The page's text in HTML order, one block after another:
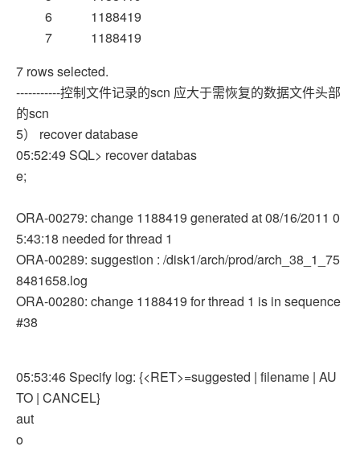
6 1188419
7 1188419
7 rows selected.
-----------控制文件记录的scn 应大于需恢复的数据文件头部
的scn
5） recover database
05:52:49 SQL> recover databas
e;
ORA-00279: change 1188419 generated at 08/16/2011 0
5:43:18 needed for thread 1
ORA-00289: suggestion : /disk1/arch/prod/arch_38_1_75
8481658.log
ORA-00280: change 1188419 for thread 1 is in sequence
#38
05:53:46 Specify log: {<RET>=suggested | filename | AU
TO | CANCEL}
aut
o